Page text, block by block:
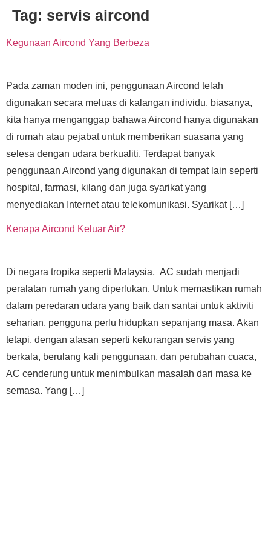
Tag: servis aircond
Kegunaan Aircond Yang Berbeza
Pada zaman moden ini, penggunaan Aircond telah
digunakan secara meluas di kalangan individu. biasanya,
kita hanya menganggap bahawa Aircond hanya digunakan
di rumah atau pejabat untuk memberikan suasana yang
selesa dengan udara berkualiti. Terdapat banyak
penggunaan Aircond yang digunakan di tempat lain seperti
hospital, farmasi, kilang dan juga syarikat yang
menyediakan Internet atau telekomunikasi. Syarikat […]
Kenapa Aircond Keluar Air?
Di negara tropika seperti Malaysia, AC sudah menjadi
peralatan rumah yang diperlukan. Untuk memastikan rumah
dalam peredaran udara yang baik dan santai untuk aktiviti
seharian, pengguna perlu hidupkan sepanjang masa. Akan
tetapi, dengan alasan seperti kekurangan servis yang
berkala, berulang kali penggunaan, dan perubahan cuaca,
AC cenderung untuk menimbulkan masalah dari masa ke
semasa. Yang […]